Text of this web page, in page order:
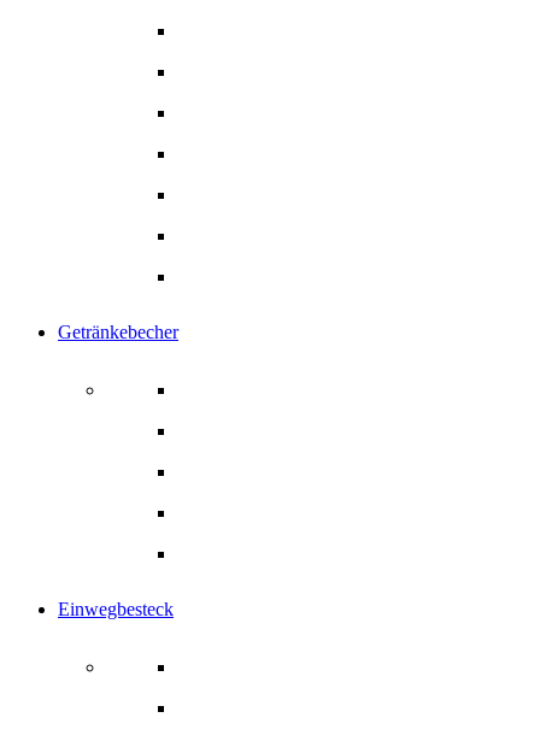
Getränkebecher
Einwegbesteck